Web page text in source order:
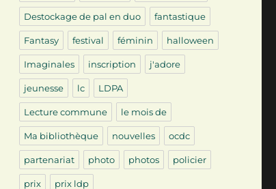
Destockage de pal en duo fantastique
Fantasy festival féminin halloween
Imaginales inscription j'adore
jeunesse lc LDPA
Lecture commune le mois de
Ma bibliothèque nouvelles ocdc
partenariat photo photos policier
prix prix ldp